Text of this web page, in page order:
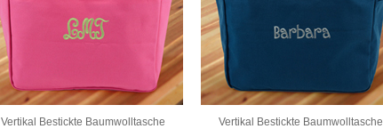
Vertikal Bestickte Baumwolltasche
Vertikal Bestickte Baumwolltasche